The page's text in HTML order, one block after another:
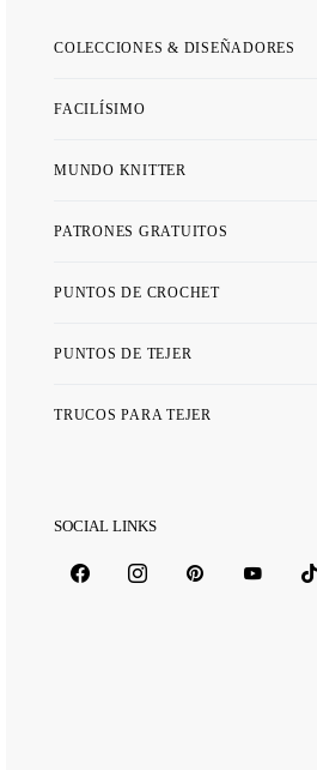
COLECCIONES & DISEÑADORES
FACILÍSIMO
MUNDO KNITTER
PATRONES GRATUITOS
PUNTOS DE CROCHET
PUNTOS DE TEJER
TRUCOS PARA TEJER
SOCIAL LINKS